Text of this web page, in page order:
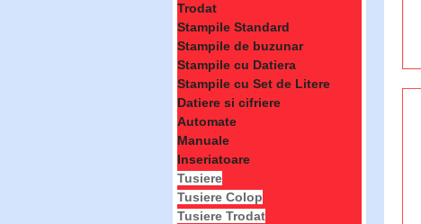
Trodat
Stampile Standard
Stampile de buzunar
Stampile cu Datiera
Stampile cu Set de Litere
Datiere si cifriere
Automate
Manuale
Inseriatoare
Tusiere
Tusiere Colop
Tusiere Trodat